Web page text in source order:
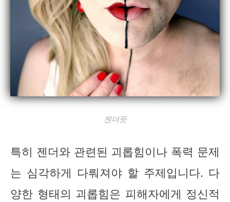
젠더뜻
특히 젠더와 관련된 괴롭힘이나 폭력 문제
는 심각하게 다뤄져야 할 주제입니다. 다
양한 형태의 괴롭힘은 피해자에게 정신적